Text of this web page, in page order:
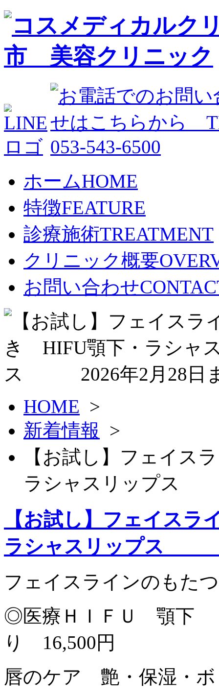
ホームHOME
特徴FEATURE
診療施術TREATMENT
クリニック概要
お問い合わせ
HOME >
新着情報 >
【お試し】フェイス
ラシャスリップス
【お試し】フェイス
ラシャスリップス
フェイスラインのもた
◎医療ＨＩＦＵ 顎下
り 16,500円
唇のケア 艶・保湿・